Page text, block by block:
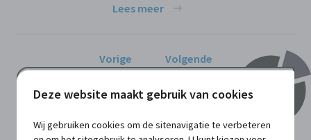
Deze website maakt gebruik van cookies
Wij gebruiken cookies om de sitenavigatie te verbeteren
Lees meer
Vorige Volgende
Nieuwin OmgevingConnect
Exclusief voor abonnees van OmgevingConnect.